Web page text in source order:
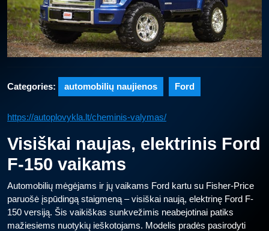
Categories: automobilių naujienos Ford
https://autoplovykla.lt/cheminis-valymas/
Visiškai naujas, elektrinis Ford
F-150 vaikams
Automobilių mėgėjams ir jų vaikams Ford kartu su Fisher-Price
paruošė įspūdingą staigmeną – visiškai naują, elektrinę Ford F-
150 versiją. Šis vaikiškas sunkvežimis neabejotinai patiks
mažiesiems nuotykių ieškotojams. Modelis pradės pasirodyti